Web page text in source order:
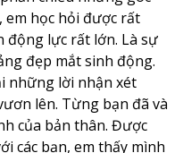
em học hỏi được rất
động lực rất lớn. Là sự
đẹp mắt sinh động.
những lời nhận xét
lên. Từng bạn đã và
của bản thân. Được
các bạn, em thấy mình